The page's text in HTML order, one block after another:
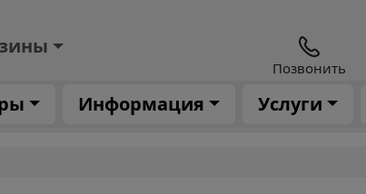
1
Позвонить
Информация Услуги